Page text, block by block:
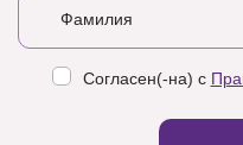
Согласен(-на) с